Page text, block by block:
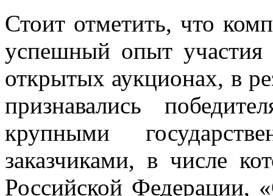
Стоит отметить, что
успешный опыт участия
открытых аукционах, в
признавались
крупными
заказчиками, в числе
Российской Федерации,